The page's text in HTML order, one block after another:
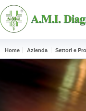
Home Azienda Settori e